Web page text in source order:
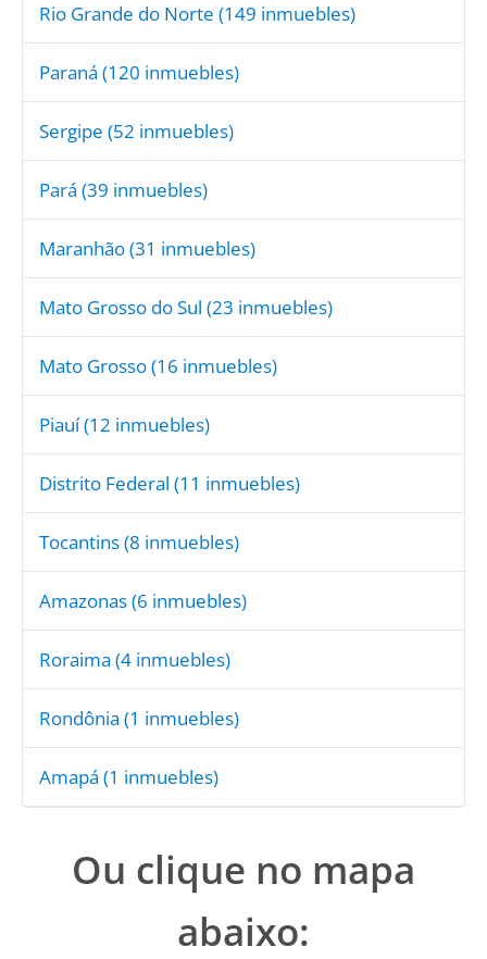
Rio Grande do Norte (149 inmuebles)
Paraná (120 inmuebles)
Sergipe (52 inmuebles)
Pará (39 inmuebles)
Maranhão(31 inmuebles)
Mato Grosso do Sul (23 inmuebles)
Mato Grosso(16 inmuebles)
Piauí(12 inmuebles)
Distrito Federal (11 inmuebles)
Tocantins(8 inmuebles)
Amazonas(6 inmuebles)
Roraima (4 inmuebles)
Rondônia (1 inmuebles)
Amapá (1 inmuebles)
Ou clique no mapa
abaixo: